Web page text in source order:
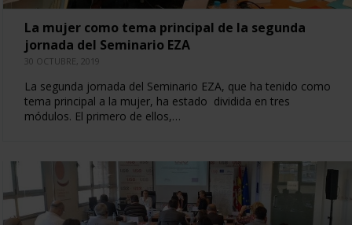
La mujer como tema principal de la segunda
jornada del Seminario EZA
30 OCTUBRE, 2019
La segunda jornada del Seminario EZA, que ha tenido como
tema principal a la mujer, ha estado dividida en tres
módulos. El primero de ellos,…